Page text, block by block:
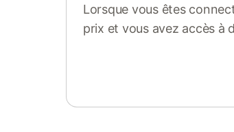
Lorsque vous êtes
prix et vous avez accès à